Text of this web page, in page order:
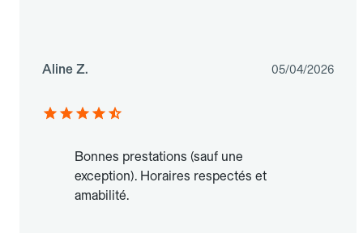
Aline Z. 05/04/2026
Bonnes prestations (sauf une
exception). Horaires respectés et
amabilité.